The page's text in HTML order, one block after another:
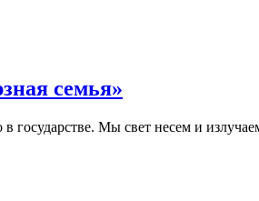
семья»
Мы свет несем и